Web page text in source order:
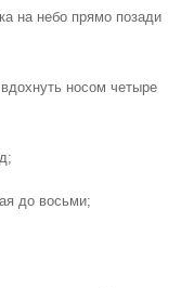
на небо прямо позади
носом четыре
до восьми;